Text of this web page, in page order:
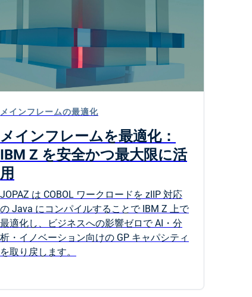
メインフレームの最適化
メインフレームを最適化：
IBM Z を安全かつ最大限に活
用
JOPAZ は COBOL ワークロードを zIIP 対応
の Java にコンパイルすることで IBM Z 上で
最適化し、ビジネスへの影響ゼロで AI・分
析・イノベーション向けの GP キャパシティ
を取り戻します。